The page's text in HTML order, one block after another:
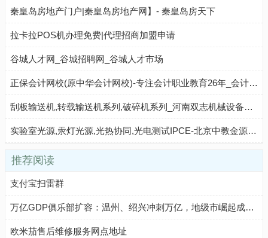
秦皇岛房地产门户|秦皇岛房地产网】- 秦皇岛房天下
拉卡拉POS机办理免费|代理招商加盟申请
谷城人才网_谷城招聘网_谷城人才市场
正保会计网校(原中华会计网校)-专注会计职业教育26年_会计职称考试培训
刮板输送机,转载输送机系列,破碎机系列_河南双志机械设备有限公司 - 八方资源网
实验室光源,汞灯光源,光热协同,光电测试IPCE-北京中教金源科技有限公司
推荐阅读
支付宝扫雷群
万亿GDP俱乐部扩容：温州、绍兴冲刺万亿，地级市崛起成新引擎
欧米茄售后维修服务网点地址